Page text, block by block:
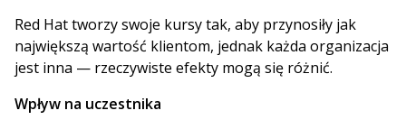
Red Hat tworzy swoje kursy tak, aby przynosiły jak
największą wartość klientom, jednak każda organizacja
jest inna — rzeczywiste efekty mogą się różnić.
Wpływ na uczestnika